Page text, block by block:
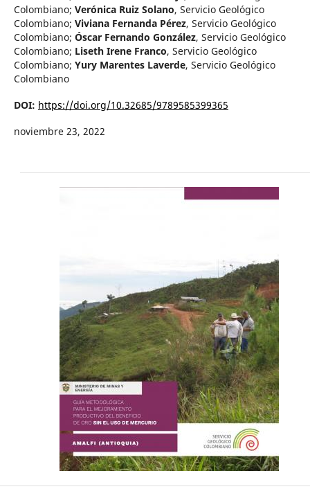
Colombiano; Verónica Ruiz Solano, Servicio Geológico
Colombiano; Viviana Fernanda Pérez, Servicio Geológico
Colombiano; Óscar Fernando González, Servicio Geológico
Colombiano; Liseth Irene Franco, Servicio Geológico
Colombiano; Yury Marentes Laverde, Servicio Geológico
Colombiano
DOI: https://doi.org/10.32685/9789585399365
noviembre 23, 2022